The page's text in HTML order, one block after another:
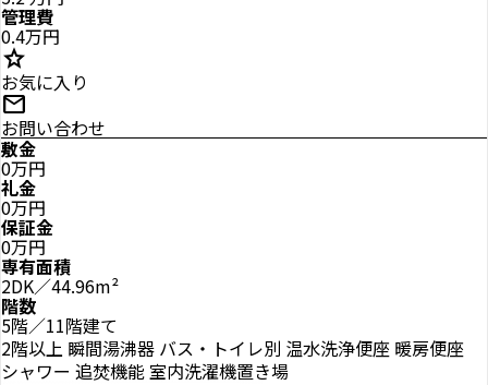
管理費
0.4万円
star
お気に入り
mail
お問い合わせ
敷金
0万円
礼金
0万円
保証金
0万円
専有面積
2DK／44.96m²
階数
5階／11階建て
2階以上 瞬間湯沸器 バス・トイレ別 温水洗浄便座 暖房便座
シャワー 追焚機能 室内洗濯機置き場